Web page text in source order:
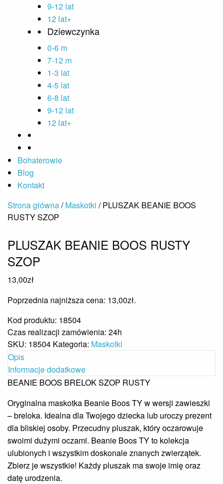
9-12 lat
12 lat+
Dziewczynka
0-6 m
7-12 m
1-3 lat
4-5 lat
6-8 lat
9-12 lat
12 lat+
Bohaterowie
Blog
Kontakt
Strona główna/Maskotki / PLUSZAK BEANIE BOOS
RUSTY SZOP
PLUSZAK BEANIE BOOS RUSTY
SZOP
13,00zł
Poprzednia najniższa cena: 13,00zł.
Kod produktu: 18504
Czas realizacji zamówienia: 24h
SKU: 18504 Kategoria: Maskotki
Opis
Informacje dodatkowe
BEANIE BOOS BRELOK SZOP RUSTY
Oryginalna maskotka Beanie Boos TY w wersji zawieszki
– breloka. Idealna dla Twojego dziecka lub uroczy prezent
dla bliskiej osoby. Przecudny pluszak, który oczarowuje
swoimi dużymi oczami. Beanie Boos TY to kolekcja
ulubionych i wszystkim doskonale znanych zwierzątek.
Zbierz je wszystkie! Każdy pluszak ma swoje imię oraz
datę urodzenia.